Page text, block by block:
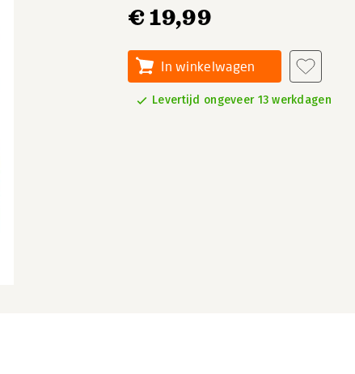
€ 19,99
In winkelwagen
Levertijd ongeveer 13 werkdagen